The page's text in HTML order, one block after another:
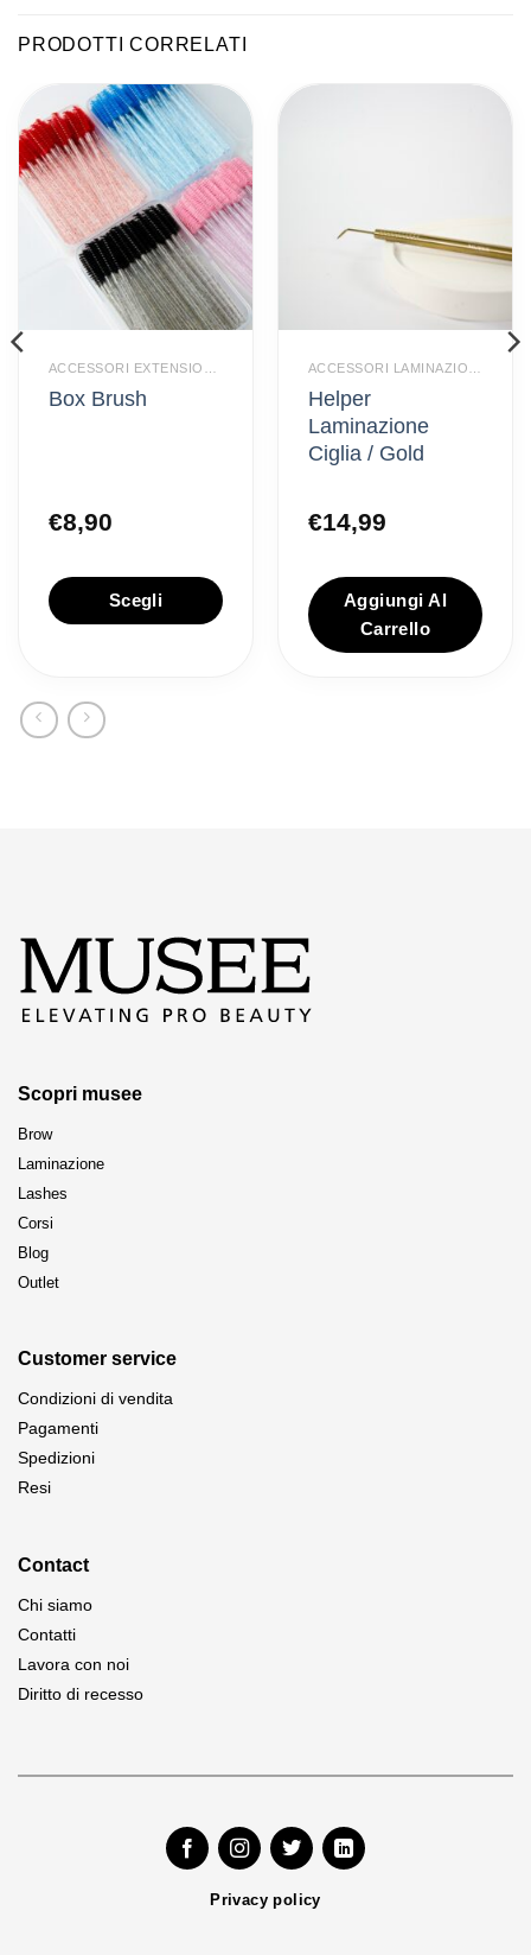
PRODOTTI CORRELATI
ACCESSORI EXTENSION CIGLIA
Box Brush
€8,90
Scegli
ha
più
pagina
del
prodotto
ACCESSORI LAMINAZIONE CIGLIA
Helper
Laminazione
Ciglia / Gold
€14,99
Aggiungi Al
Carrello
Scopri musee
Brow
Laminazione
Lashes
Corsi
Blog
Outlet
Customer service
Condizioni di vendita
Pagamenti
Spedizioni
Resi
Contact
Chi siamo
Contatti
Lavora con noi
Diritto di recesso
Privacy policy